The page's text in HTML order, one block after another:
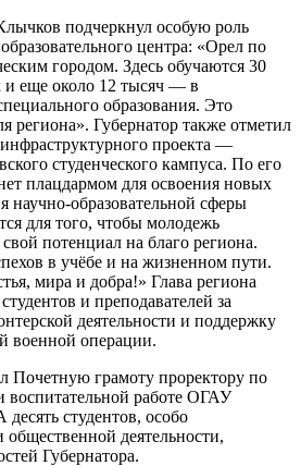
подчеркнул особую роль
центра: «Орел по
городом. Здесь обучаются 30
и еще около 12 тысяч — в
образования. Это
региона». Губернатор также отметил
проекта —
студенческого кампуса. По его
плацдармом для освоения новых
научно-образовательной сферы
для того, чтобы молодежь
потенциал на благо региона.
в учёбе и на жизненном пути.
мира и добра!» Глава региона
и преподавателей за
деятельности и поддержку
военной операции.
Почетную грамоту проректору по
работе ОГАУ
студентов, особо
деятельности,
Губернатора.